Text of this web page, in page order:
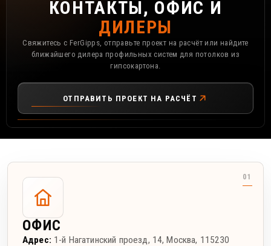
КОНТАКТЫ, ОФИС И
ДИЛЕРЫ
Свяжитесь с FerGipps, отправьте проект на расчёт или найдите
ближайшего дилера профильных систем для потолков из
гипсокартона.
ОТПРАВИТЬ ПРОЕКТ НА РАСЧЁТ
ОФИС
Адрес: 1-й Нагатинский проезд, 14,Москва, 115230